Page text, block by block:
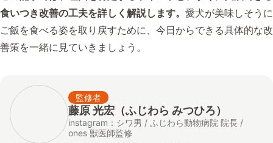
食いつき改善の工夫を詳しく解説します。 愛犬が美味しそうに
ご飯を食べる姿を取り戻すために、今日からできる具体的な改
善策を一緒に見ていきましょう。
監修者
藤原 光宏（ふじわら みつひろ）
instagram：シワ男 / ふじわら動物病院 院長 /
ones 獣医師監修